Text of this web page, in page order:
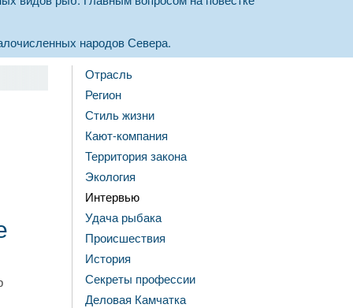
народов Севера.
Отрасль
Регион
Стиль жизни
Кают-компания
Территория закона
Экология
Интервью
Удача рыбака
Происшествия
История
Секреты профессии
Деловая Камчатка